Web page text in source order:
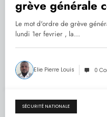
grève générale
respecté.
Le mot d'ordre de grève
lundi 1er fevrier , la…
Elie Pierre Louis 0
01.02.2021
SÉCURITÉ NATIONALE